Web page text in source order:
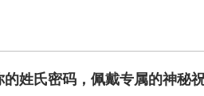
姓氏密码，佩戴专属的神秘